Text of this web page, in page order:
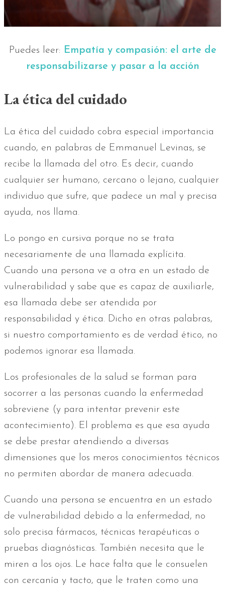
Puedes leer: Empatía y compasión: el arte de
responsabilizarse y pasar a la acción
La ética del cuidado
La ética del cuidado cobra especial importancia
cuando, en palabras de Emmanuel Levinas, se
recibe la llamada del otro. Es decir, cuando
cualquier ser humano, cercano o lejano, cualquier
individuo que sufre, que padece un mal y precisa
ayuda, nos llama.
Lo pongo en cursiva porque no se trata
necesariamente de una llamada explícita.
Cuando una persona ve a otra en un estado de
vulnerabilidad y sabe que es capaz de auxiliarle,
esa llamada debe ser atendida por
responsabilidad y ética. Dicho en otras palabras,
si nuestro comportamiento es de verdad ético, no
podemos ignorar esa llamada.
Los profesionales de la salud se forman para
socorrer a las personas cuando la enfermedad
sobreviene (y para intentar prevenir este
acontecimiento). El problema es que esa ayuda
se debe prestar atendiendo a diversas
dimensiones que los meros conocimientos técnicos
no permiten abordar de manera adecuada.
Cuando una persona se encuentra en un estado
de vulnerabilidad debido a la enfermedad, no
solo precisa fármacos, técnicas terapéuticas o
pruebas diagnósticas. También necesita que le
miren a los ojos. Le hace falta que le consuelen
con cercanía y tacto, que le traten como una